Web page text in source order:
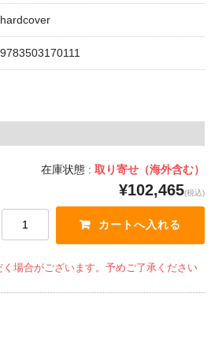
hardcover
9783503170111
在庫状態 : 取り寄せ（海外含む）
¥102,465(税込)
場合がございます。予めご了承ください